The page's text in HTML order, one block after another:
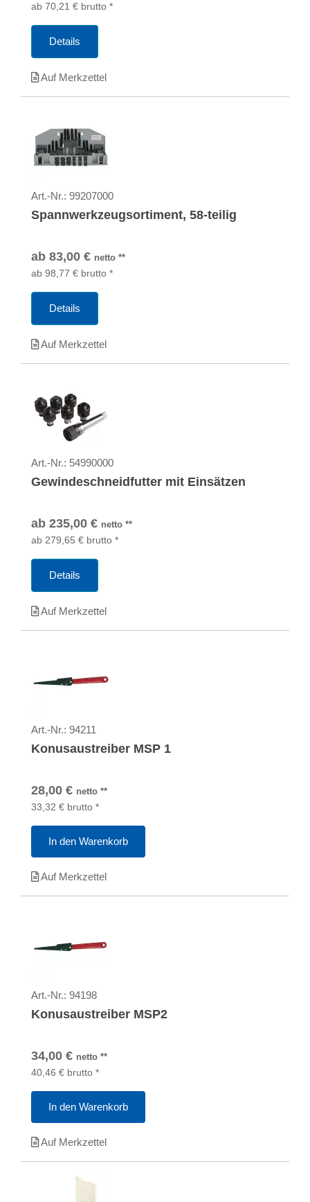
ab 70,21 € brutto *
Details
Auf Merkzettel
Art.-Nr.: 99207000
Spannwerkzeugsortiment, 58-teilig
ab 83,00 € netto **
ab 98,77 € brutto *
Details
Auf Merkzettel
Art.-Nr.: 54990000
Gewindeschneidfutter mit Einsätzen
ab 235,00 € netto **
ab 279,65 € brutto *
Details
Auf Merkzettel
Art.-Nr.: 94211
Konusaustreiber MSP 1
28,00 € netto **
33,32 € brutto *
In den Warenkorb
Auf Merkzettel
Art.-Nr.: 94198
Konusaustreiber MSP2
34,00 € netto **
40,46 € brutto *
In den Warenkorb
Auf Merkzettel